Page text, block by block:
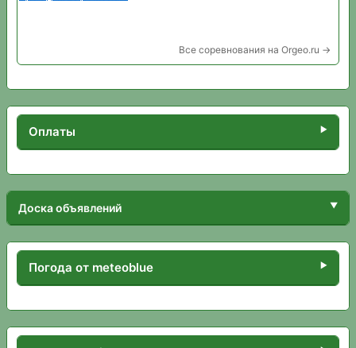
Все соревнования на Orgeo.ru →
Оплаты
Доска объявлений
Погода от meteoblue